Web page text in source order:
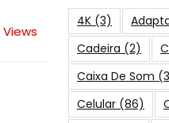
Views
4K (3)
Cadeira (2)
Caixa De Som
Celular (86)